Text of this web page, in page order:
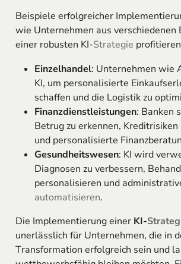
Beispiele erfolgreicher
wie Unternehmen aus verschiedenen
einer robusten KI-Strategie
Einzelhandel: Unternehmen wie
KI, um personalisierte
schaffen und die Logistik zu
Finanzdienstleistungen: Banken
Betrug zu erkennen,
und personalisierte
Gesundheitswesen: KI wird
Diagnosen zu verbessern,
personalisieren und
automatisieren.
Die Implementierung einer KI-
unerlässlich für Unternehmen, die in
Transformation erfolgreich sein und